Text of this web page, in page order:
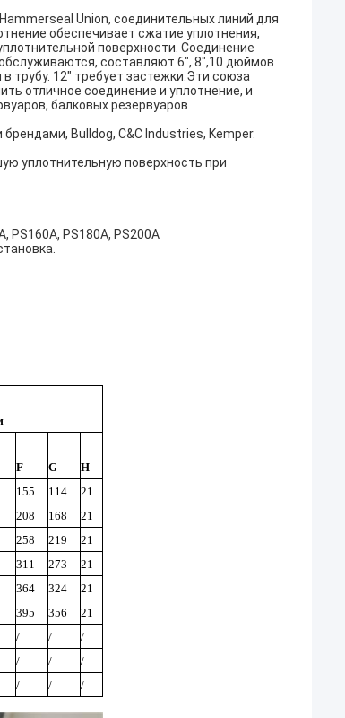
Union, соединительных линий для
обеспечивает сжатие уплотнения,
поверхности. Соединение
составляют 6", 8",10 дюймов
трубу. 12" требует застежки.Эти союза
отличное соединение и уплотнение, и
балковых резервуаров
Bulldog, C&C Industries, Kemper.
уплотнительную поверхность при
PS160A, PS180A, PS200A
F G
H
155 114
21
208 168
21
258 219
21
311 273
21
364 324
21
395 356
21
/ /
/
/ /
/
/ / /